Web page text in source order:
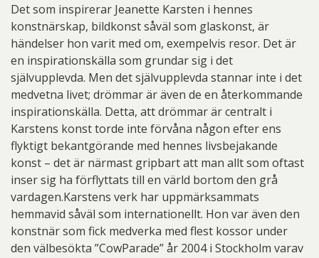
Det som inspirerar Jeanette Karsten i hennes
konstnärskap, bildkonst såväl som glaskonst, är
händelser hon varit med om, exempelvis resor. Det är
en inspirationskälla som grundar sig i det
självupplevda. Men det självupplevda stannar inte i det
medvetna livet; drömmar är även de en återkommande
inspirationskälla. Detta, att drömmar är centralt i
Karstens konst torde inte förvåna någon efter ens
flyktigt bekantgörande med hennes livsbejakande
konst – det är närmast gripbart att man allt som oftast
inser sig ha förflyttats till en värld bortom den grå
vardagen.Karstens verk har uppmärksammats
hemmavid såväl som internationellt. Hon var även den
konstnär som fick medverka med flest kossor under
den välbesökta ”CowParade” år 2004 i Stockholm varav